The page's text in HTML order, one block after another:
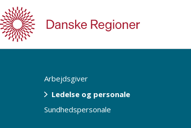
til
indhold
Arbejdsgiver
Ledelse og personale
Sundhedspersonale